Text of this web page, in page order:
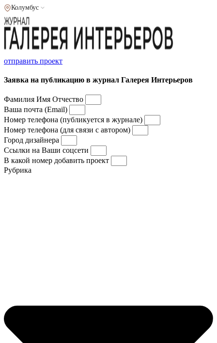
Колумбус
отправить проект
Заявка на публикацию в журнал Галерея Интерьеров
Фамилия Имя Отчество
Ваша почта (Email)
Номер телефона (публикуется в журнале)
Номер телефона (для связи с автором)
Город дизайнера
Ссылки на Ваши соцсети
В какой номер добавить проект
Рубрика